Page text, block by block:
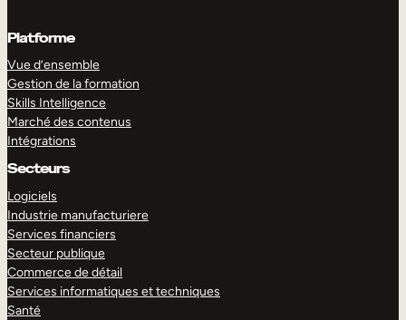
Platforme
Vue d’ensemble
Gestion de la formation
Skills Intelligence
Marché des contenus
Intégrations
Secteurs
Logiciels
Industrie manufacturiere
Services financiers
Secteur publique
Commerce de détail
Services informatiques et techniques
Santé